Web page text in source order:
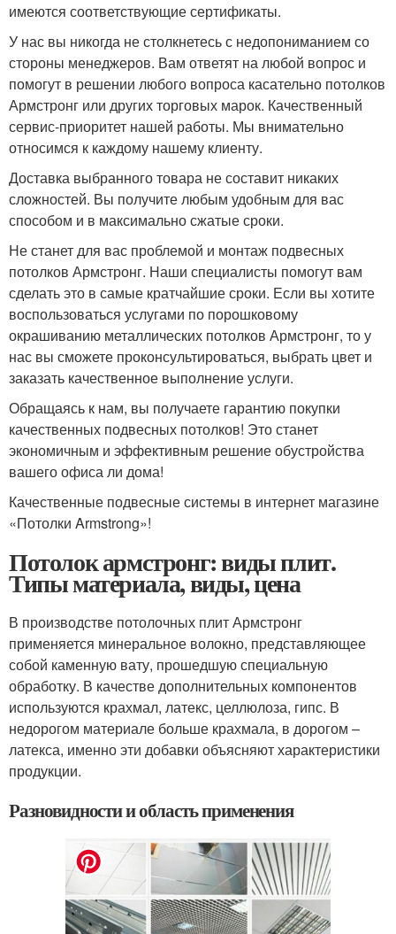
имеются соответствующие сертификаты.
У нас вы никогда не столкнетесь с недопониманием со
стороны менеджеров. Вам ответят на любой вопрос и
помогут в решении любого вопроса касательно потолков
Армстронг или других торговых марок. Качественный
сервис-приоритет нашей работы. Мы внимательно
относимся к каждому нашему клиенту.
Доставка выбранного товара не составит никаких
сложностей. Вы получите любым удобным для вас
способом и в максимально сжатые сроки.
Не станет для вас проблемой и монтаж подвесных
потолков Армстронг. Наши специалисты помогут вам
сделать это в самые кратчайшие сроки. Если вы хотите
воспользоваться услугами по порошковому
окрашиванию металлических потолков Армстронг, то у
нас вы сможете проконсультироваться, выбрать цвет и
заказать качественное выполнение услуги.
Обращаясь к нам, вы получаете гарантию покупки
качественных подвесных потолков! Это станет
экономичным и эффективным решение обустройства
вашего офиса ли дома!
Качественные подвесные системы в интернет магазине
«Потолки Armstrong»!
Потолок армстронг: виды плит.
Типы материала, виды, цена
В производстве потолочных плит Армстронг
применяется минеральное волокно, представляющее
собой каменную вату, прошедшую специальную
обработку. В качестве дополнительных компонентов
используются крахмал, латекс, целлюлоза, гипс. В
недорогом материале больше крахмала, в дорогом –
латекса, именно эти добавки объясняют характеристики
продукции.
Разновидности и область применения